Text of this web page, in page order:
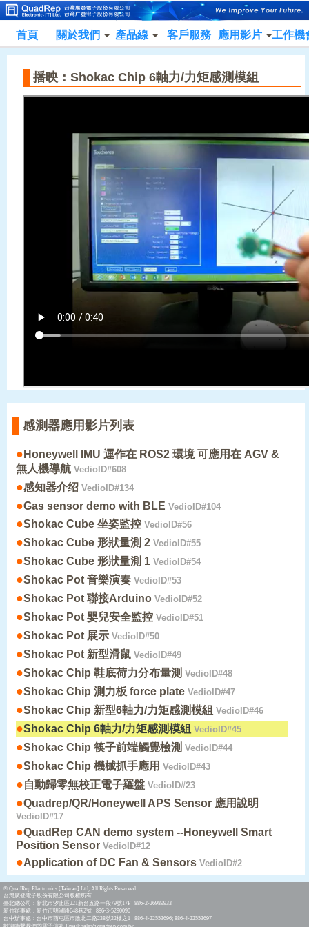
首頁 關於我們 產品線 客戶服務 應用影片 工作機
播映：Shokac Chip 6軸力/力矩感測模組
感測器應用影片列表
● Honeywell IMU 運作在 ROS2 環境 可應用在 AGV &
無人機導航 VedioID#608
●感知器介绍 VedioID#134
●Gas sensor demo with BLE VedioID#104
●Shokac Cube 坐姿監控 VedioID#56
●Shokac Cube 形狀量測 2 VedioID#55
●Shokac Cube 形狀量測 1 VedioID#54
●Shokac Pot 音樂演奏 VedioID#53
●Shokac Pot 聯接Arduino VedioID#52
●Shokac Pot 嬰兒安全監控 VedioID#51
●Shokac Pot 展示 VedioID#50
●Shokac Pot 新型滑鼠 VedioID#49
●Shokac Chip 鞋底荷力分布量測 VedioID#48
●Shokac Chip 測力板 force plate VedioID#47
●Shokac Chip 新型6軸力/力矩感測模組 VedioID#46
●Shokac Chip 6軸力/力矩感測模組 VedioID#45
●Shokac Chip 筷子前端觸覺檢測 VedioID#44
●Shokac Chip 機械抓手應用 VedioID#43
●自動歸零無校正電子羅盤 VedioID#23
●Quadrep/QR/Honeywell APS Sensor 應用說明
VedioID#17
●QuadRep CAN demo system --Honeywell Smart
Position Sensor VedioID#12
●Application of DC Fan & Sensors VedioID#2
© QuadRep Electronics [Taiwan] Ltd, All Rights Reserved
台灣廣登電子股份有限公司版權所有
臺北總公司：新北市汐止區221新台五路一段79號17F 886-2-26989933
新竹辦事處：新竹市明湖路648巷2號 886-3-5290090
台中辦事處：台中市西屯區市政北二路238號22樓之1 886-4-22553696; 886-4-22553697